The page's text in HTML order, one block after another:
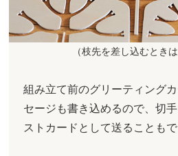
（枝先を差し込むとき
組み立て前のグリーティング
セージも書き込めるので、切
ストカードとして送ることもで